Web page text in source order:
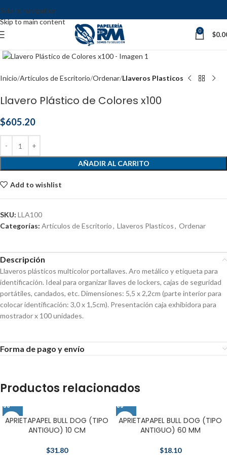
Skip to navigation
Skip to main content
0 $
Click to enlarge
Inicio Artículos de Escritorio Ordenar Llaveros Plasticos
Llavero Plástico de Colores x100
$605.20
AÑADIR AL CARRITO
Add to wishlist
SKU: LLA100
Categorías: Artículos de Escritorio, Llaveros Plasticos, Ordenar
Descripción
Llaveros plásticos multicolor portallaves. Aro metálico y etiqueta para
identificación. Ideal para organizar llaves de lockers, cajas de seguridad
portátiles, candados, etc. Dimensiones: 5,5 x 2,2cm (parte interior para
colocar identificación: 3,0 x 1,5cm). Presentación caja exhibidora para
mostrador x 100 unidades.
Forma de pago y envío
Productos relacionados
APRIETAPAPEL BULL DOG (TIPO
ANTIGUO) 10 CM
$31.80
APRIETAPAPEL BULL DOG (TIPO
ANTIGUO) 60 MM
$18.10